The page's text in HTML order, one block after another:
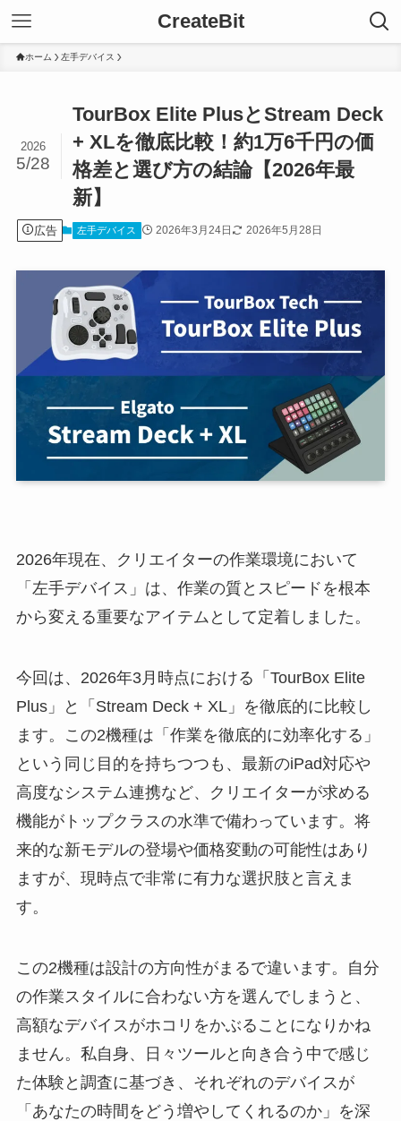
CreateBit
ホーム 左手デバイス
TourBox Elite PlusとStream Deck
+ XLを徹底比較！約1万6千円の価
格差と選び方の結論【2026年最
新】
2026
5/28
広告 左手デバイス 2026年3月24日 2026年5月28日
2026年現在、クリエイターの作業環境において
「左手デバイス」は、作業の質とスピードを根本
から変える重要なアイテムとして定着しました。
今回は、2026年3月時点における「TourBox Elite
Plus」と「Stream Deck + XL」を徹底的に比較し
ます。この2機種は「作業を徹底的に効率化する」
という同じ目的を持ちつつも、最新のiPad対応や
高度なシステム連携など、クリエイターが求める
機能がトップクラスの水準で備わっています。将
来的な新モデルの登場や価格変動の可能性はあり
ますが、現時点で非常に有力な選択肢と言えま
す。
この2機種は設計の方向性がまるで違います。自分
の作業スタイルに合わない方を選んでしまうと、
高額なデバイスがホコリをかぶることになりかね
ません。私自身、日々ツールと向き合う中で感じ
た体験と調査に基づき、それぞれのデバイスが
「あなたの時間をどう増やしてくれるのか」を深